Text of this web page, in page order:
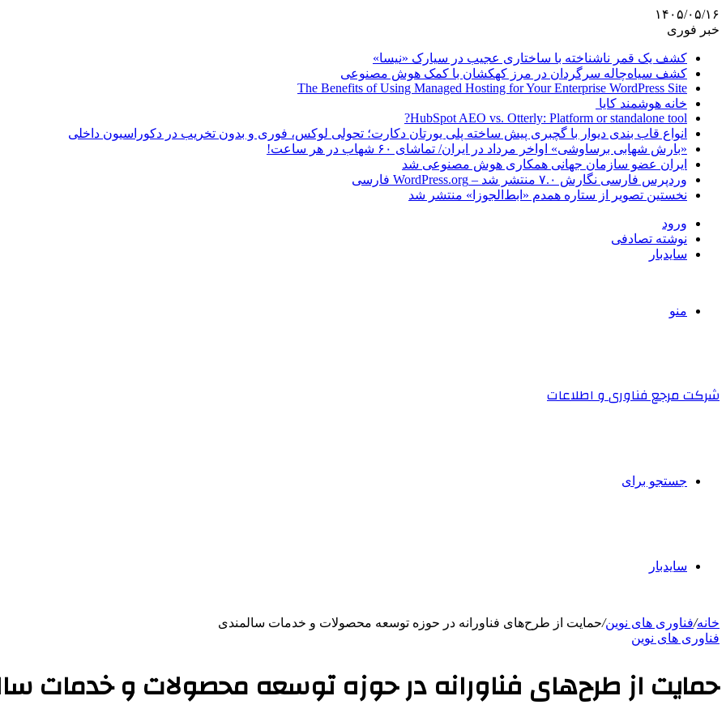
۱۴۰۵/۰۵/۱۶
خبر فوری
کشف یک قمر ناشناخته با ساختاری عجیب در سیارک «نیسا»
کشف سیاه‌چاله سرگردان در مرز کهکشان با کمک هوش مصنوعی
The Benefits of Using Managed Hosting for Your Enterprise WordPress Site
خانه هوشمند کایا
HubSpot AEO vs. Otterly: Platform or standalone tool?
انواع قاب بندی دیوار با گچبری پیش ساخته پلی یورتان دکارت؛ تحولی لوکس، فوری و بدون تخریب در دکوراسیون داخلی
«بارش شهابی برساوشی» اواخر مرداد در ایران/ تماشای ۶۰ شهاب در هر ساعت!
ایران عضو سازمان جهانی همکاری هوش مصنوعی شد
وردپرس فارسی نگارش ۷.۰ منتشر شد – WordPress.org فارسی
نخستین تصویر از ستاره همدم «ابط‌الجوزا» منتشر شد
ورود
نوشته تصادفی
سایدبار
منو
شرکت مرجع فناوری و اطلاعات
جستجو برای
سایدبار
خانه/فناوری های نوین/حمایت از طرح‌های فناورانه در حوزه توسعه محصولات و خدمات سالمندی
فناوری های نوین
حمایت از طرح‌های فناورانه در حوزه توسعه محصولات و خدمات